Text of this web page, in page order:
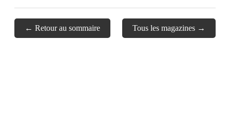
← Retour au sommaire Tous les magazines →